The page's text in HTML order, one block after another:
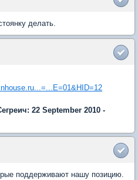
делать.
22 September 2010 -
поддерживают нашу позицию.